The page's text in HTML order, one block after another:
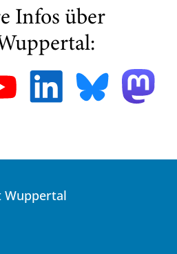
Infos über
Wuppertal